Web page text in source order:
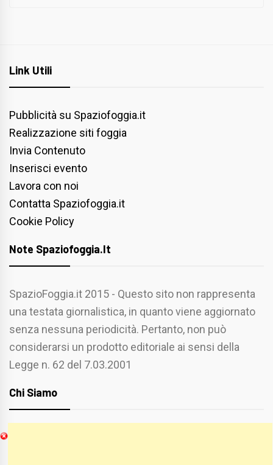
Link Utili
Pubblicità su Spaziofoggia.it
Realizzazione siti foggia
Invia Contenuto
Inserisci evento
Lavora con noi
Contatta Spaziofoggia.it
Cookie Policy
Note Spaziofoggia.it
SpazioFoggia.it 2015 - Questo sito non rappresenta
una testata giornalistica, in quanto viene aggiornato
senza nessuna periodicità. Pertanto, non può
considerarsi un prodotto editoriale ai sensi della
Legge n. 62 del 7.03.2001
Chi Siamo